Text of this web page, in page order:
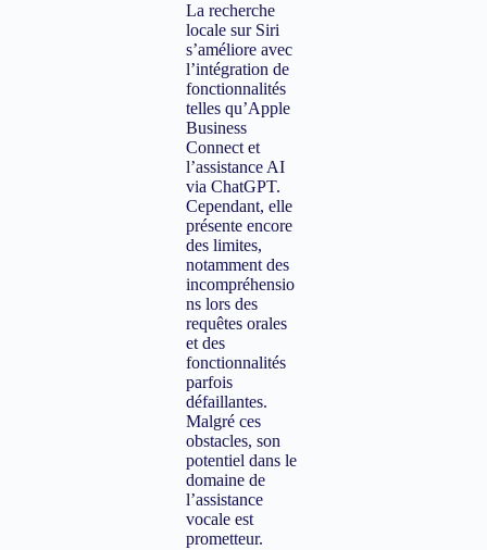
La recherche
locale sur Siri
s’améliore avec
l’intégration de
fonctionnalités
telles qu’Apple
Business
Connect et
l’assistance AI
via ChatGPT.
Cependant, elle
présente encore
des limites,
notamment des
incompréhensio
ns lors des
requêtes orales
et des
fonctionnalités
parfois
défaillantes.
Malgré ces
obstacles, son
potentiel dans le
domaine de
l’assistance
vocale est
prometteur.